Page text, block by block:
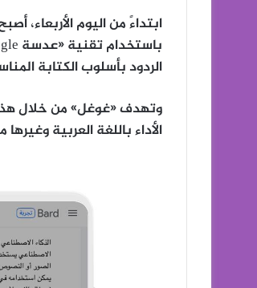
ابتداءً من اليوم الأربعاء،
الردود بأسلوب الكتابة
الأداء باللغة العربية